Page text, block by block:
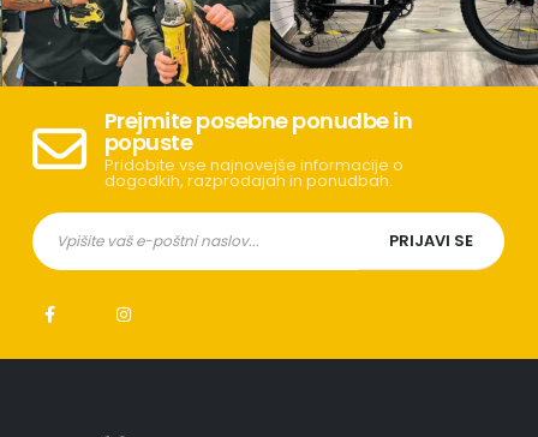
Prejmite posebne ponudbe in
popuste
Pridobite vse najnovejše informacije o
dogodkih, razprodajah in ponudbah.